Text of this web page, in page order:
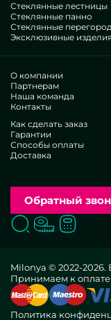
Стеклянные лестницы
Стеклянные панно
Стеклянные
Эксклюзивные изделия
О компании
Партнерам
Наша команда
Контакты
Как сделать заказ
Гарантии
Способы оплаты
Доставка
Обратный
Поиск
Milonya © 2022-
Принимаем к оплате
Политика